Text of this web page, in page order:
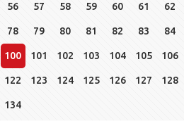
56 57 58 59 60 61 62
78 79 80 81 82 83 84
100 101 102 103 104 105 106
122 123 124 125 126 127 128
134